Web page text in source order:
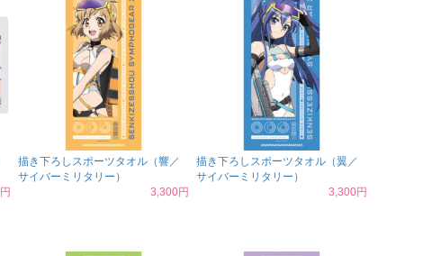
描き下ろしスポーツタオル（響／
サイバーミリタリー）
3,300円
描き下ろしスポーツタオル（翼／
サイバーミリタリー）
3,300円